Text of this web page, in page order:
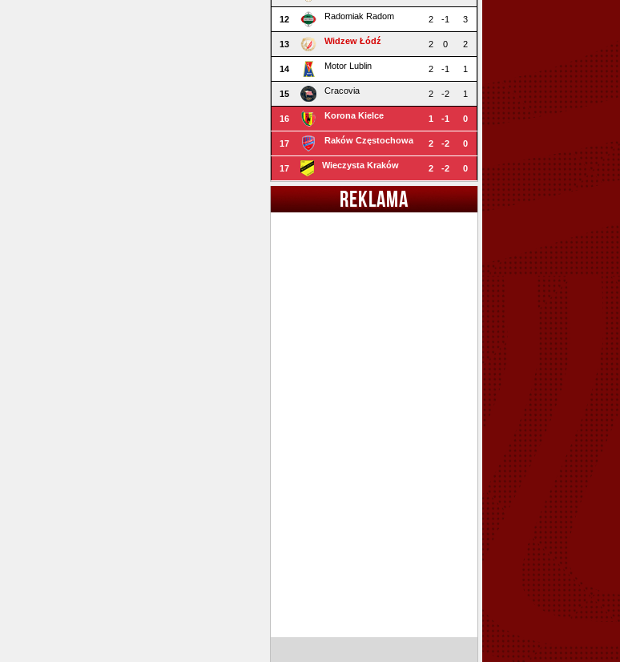
12 Radomiak Radom 2 -1 3
13 Widzew Łódź 2 0 2
14 Motor Lublin 2 -1 1
15 Cracovia 2 -2 1
16 Korona Kielce 1 -1 0
17 Raków Częstochowa 2 -2 0
17 Wieczysta Kraków 2 -2 0
REKLAMA